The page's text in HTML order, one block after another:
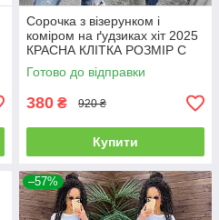
Сорочка з візерунком і
коміром на ґудзиках хіт 2025
КРАСНА КЛІТКА РОЗМІР С
Готово до відправки
380 ₴ 920 ₴
Купити
–57%